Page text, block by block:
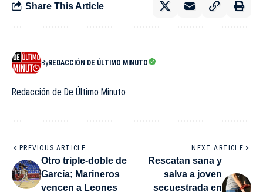
Share This Article
ByREDACCIÓN DE ÚLTIMO MINUTO
Redacción de De Último Minuto
PREVIOUS ARTICLE
Otro triple-doble de
García; Marineros
vencen a Leones
NEXT ARTICLE
Rescatan sana y
salva a joven
secuestrada en